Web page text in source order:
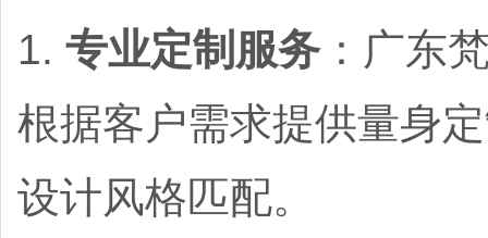
1. 专业定制服务：广东
根据客户需求提供量身
设计风格匹配。